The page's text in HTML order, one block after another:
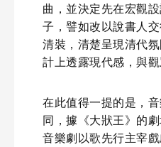
曲，並決定先在宏觀
子，譬如改以說書人
清裝，清楚呈現清代
計上透露現代感，與觀
在此值得一提的是，
同，據《大狀王》的
音樂劇以歌先行主宰